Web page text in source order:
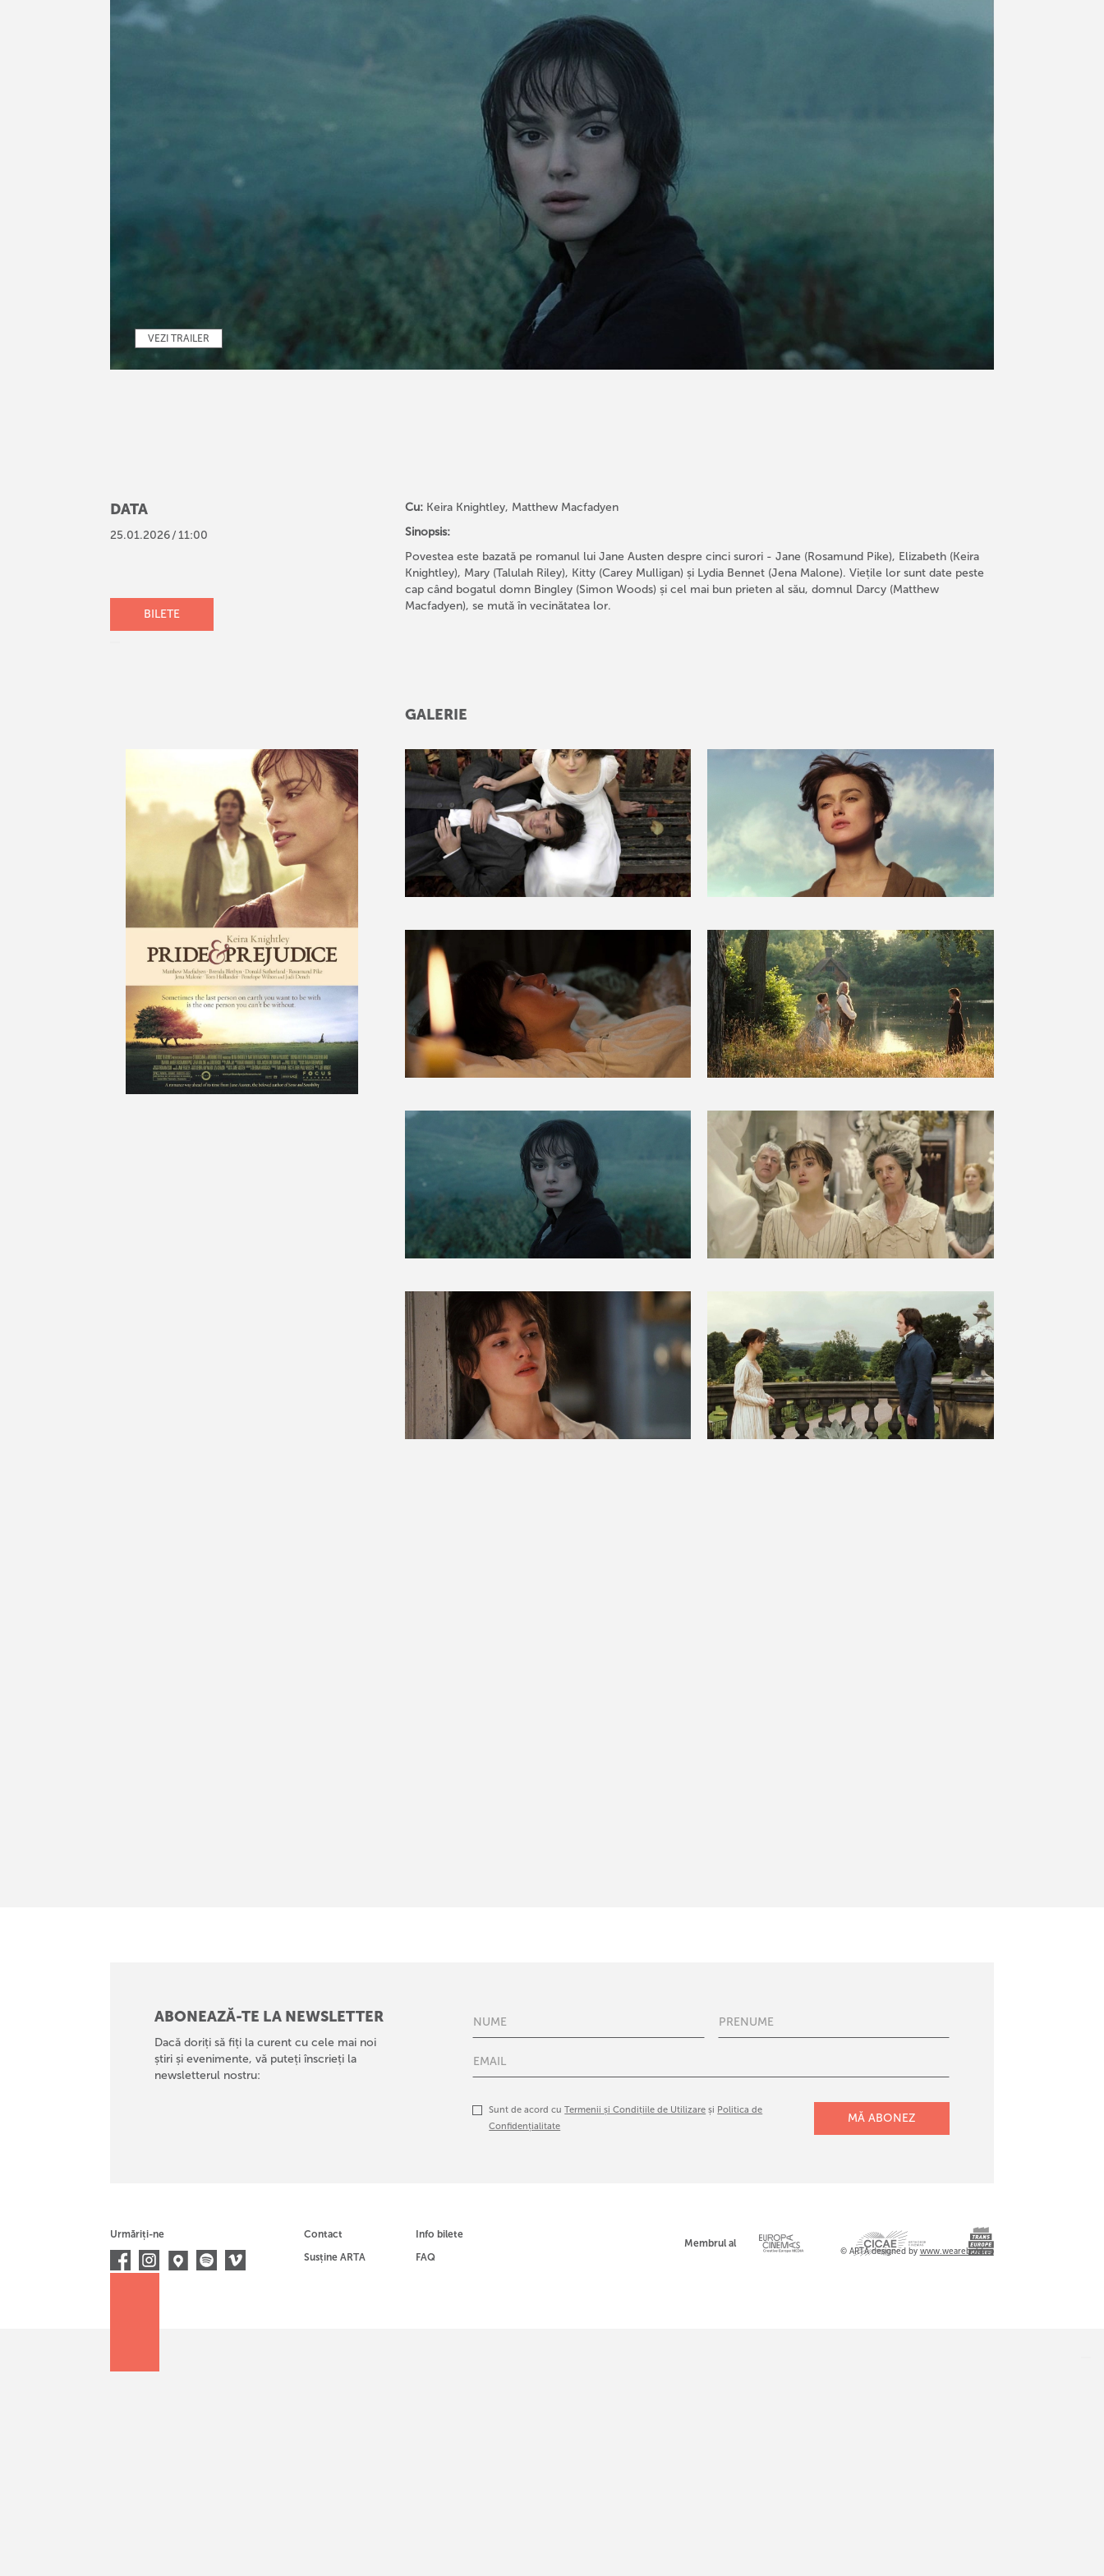
VEZI TRAILER
DATA
25.01.2026/11:00
BILETE
Cu:Keira Knightley, Matthew Macfadyen
Sinopsis:
Povestea este bazată pe romanul lui Jane Austen despre cinci surori - Jane (Rosamund Pike), Elizabeth (Keira
Knightley), Mary (Talulah Riley), Kitty (Carey Mulligan) și Lydia Bennet (Jena Malone). Viețile lor sunt date peste
cap când bogatul domn Bingley (Simon Woods) și cel mai bun prieten al său, domnul Darcy (Matthew
Macfadyen), se mută în vecinătatea lor.
GALERIE
ABONEAZĂ-TE LA NEWSLETTER
Dacă doriți să fiți la curent cu cele mai noi
știri și evenimente, vă puteți înscrieți la
newsletterul nostru:
Sunt de acord cuTermenii și Condițiile de Utilizare și Politica de
Confidențialitate
Urmăriți-ne
Contact
Susține ARTA
Info bilete
FAQ
Membrul al
© ARTA designed by www.wearebold.ro